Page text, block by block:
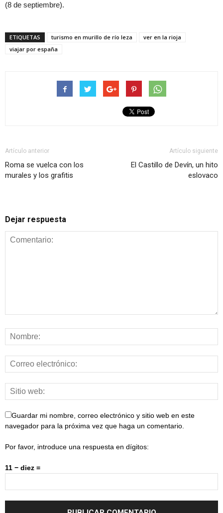
(8 de septiembre).
ETIQUETAS turismo en murillo de río leza
ver en la rioja
viajar por españa
Artículo anterior
Roma se vuelca con los
murales y los grafitis
Artículo siguiente
El Castillo de Devín, un hito
eslovaco
Dejar respuesta
Guardar mi nombre, correo electrónico y sitio web en este
navegador para la próxima vez que haga un comentario.
Por favor, introduce una respuesta en dígitos:
11 − diez =